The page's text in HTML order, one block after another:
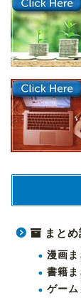
まと
漫画ま
書籍ま
ゲーム